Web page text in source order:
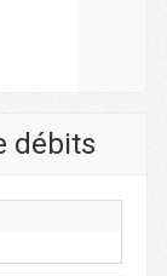
débits